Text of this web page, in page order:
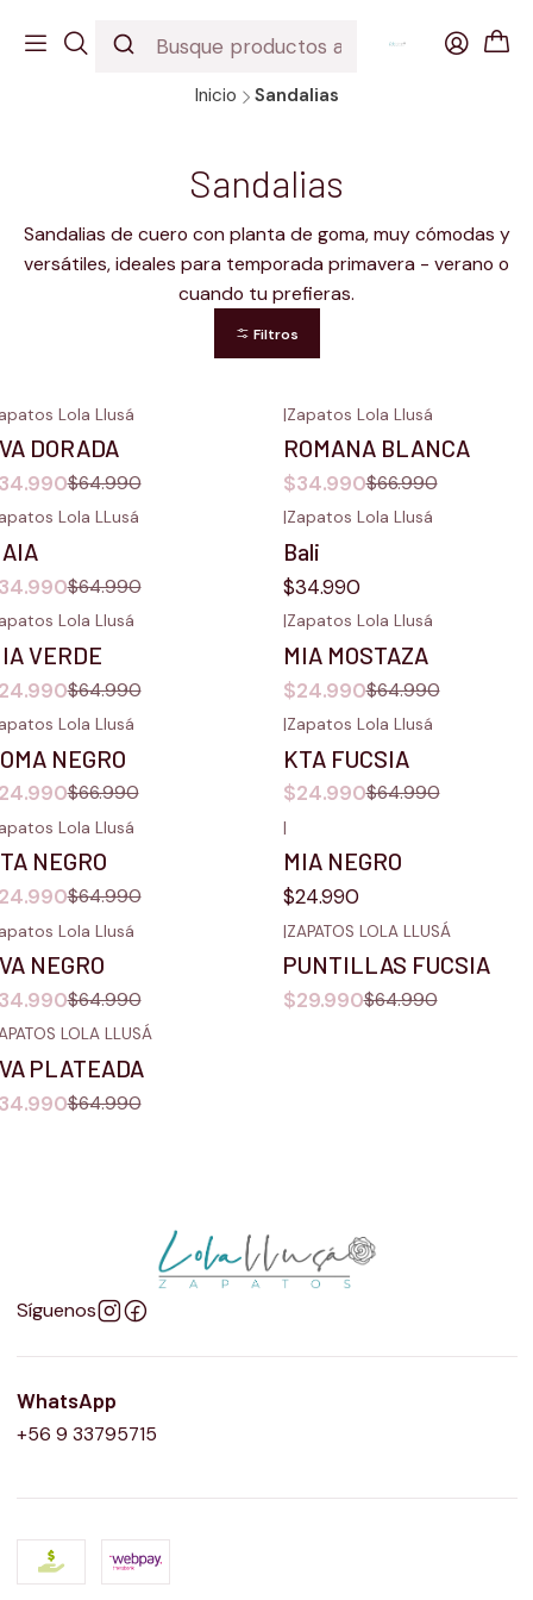
DESCUBRE NUESTROS INCREIBLES MODELOS
Inicio Sandalias
Sandalias
Sandalias de cuero con planta de goma, muy cómodas y
versátiles, ideales para temporada primavera - verano o
cuando tu prefieras.
Filtros
Lola Llusá
DORADA
$64.990
-48%
|Zapatos Lola Llusá
ROMANA BLANCA
$34.990$66.990
Lola LLusá
$64.990
|Zapatos Lola Llusá
Bali
$34.990
Lola Llusá
VERDE
$64.990
-62%
|Zapatos Lola Llusá
MIA MOSTAZA
$24.990$64.990
Lola Llusá
NEGRO
$66.990
-62%
|Zapatos Lola Llusá
KTA FUCSIA
$24.990$64.990
Lola Llusá
NEGRO
$64.990
|
MIA NEGRO
$24.990
Lola Llusá
NEGRO
$64.990
-54%
|ZAPATOS LOLA LLUSÁ
PUNTILLAS FUCSIA
$29.990$64.990
LOLA LLUSÁ
PLATEADA
$64.990
Síguenos
WhatsApp
+56 9 33795715